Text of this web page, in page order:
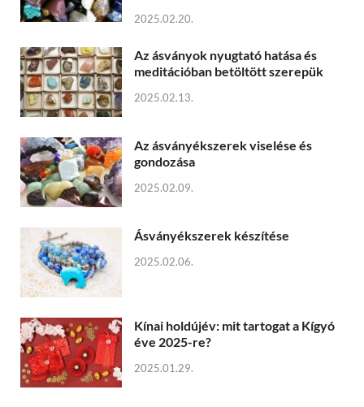
2025.02.20.
Az ásványok nyugtató hatása és
meditációban betöltött szerepük
2025.02.13.
Az ásványékszerek viselése és
gondozása
2025.02.09.
Ásványékszerek készítése
2025.02.06.
Kínai holdújév: mit tartogat a Kígyó
éve 2025-re?
2025.01.29.